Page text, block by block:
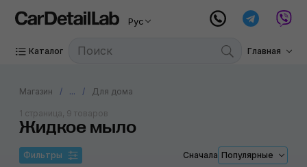
Рус
Каталог Главная
Магазин ... Для дома
Жидкое мыло
1 страница, 9 товаров
Фильтры Сначала Популярные